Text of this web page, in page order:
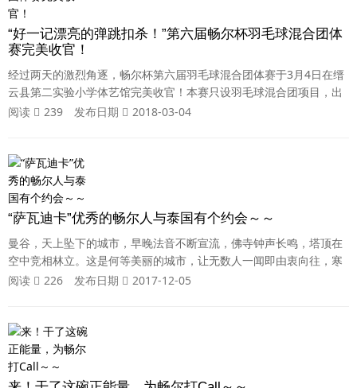
“好一记漂亮的弹跳扣杀！”第六届畅尔杯羽毛球混合团体
赛完美收官！
经过两天的激烈角逐，畅尔杯第六届羽毛球混合团体赛于3月4日在缙
云县第二实验小学体艺馆完美收官！本赛只设羽毛球混合团项目，出
场顺序分别是男单、混双、男双、女单、男双，来自本地及周边县市
准备。比赛中，选手们个个精神抖擞，认真对待，丝毫不敢懈怠，你
来我往，见招拆招， 尽
阅读 239 发布日期 2018-03-04
“萨瓦迪卡”优秀的畅尔人与泰国有个约会～～
曼谷，天上坠下的城市，早晚法音不断宣流，佛寺钟声长鸣，塔顶在
空中竞相林立。这是何等美丽的城市，让无数人一闻即由衷向往，寒
冬的暹罗之境令人万分期待......是的，心动就要行动起来，12月5日-1
妙的泰国之旅。来到有“微笑王国”之称的泰国首都曼谷，前往泰国自
由行必去的【巧克
阅读 226 发布日期 2017-12-05